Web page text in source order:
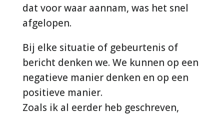
dat voor waar aannam, was het snel
afgelopen.
Bij elke situatie of gebeurtenis of
bericht denken we. We kunnen op een
negatieve manier denken en op een
positieve manier.
Zoals ik al eerder heb geschreven,